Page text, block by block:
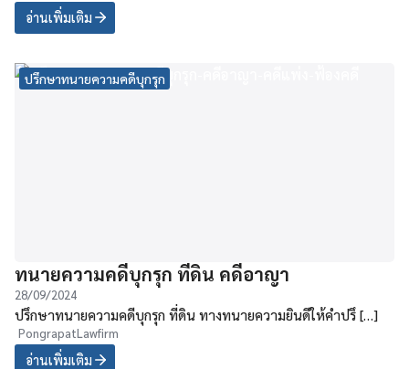
อ่านเพิ่มเติม
ปรึกษาทนายความคดีบุกรุก
ทนายความคดีบุกรุก ที่ดิน คดีอาญา
28/09/2024
ปรึกษาทนายความคดีบุกรุก ที่ดิน ทางทนายความยินดีให้คำปรึ […]
PongrapatLawfirm
อ่านเพิ่มเติม